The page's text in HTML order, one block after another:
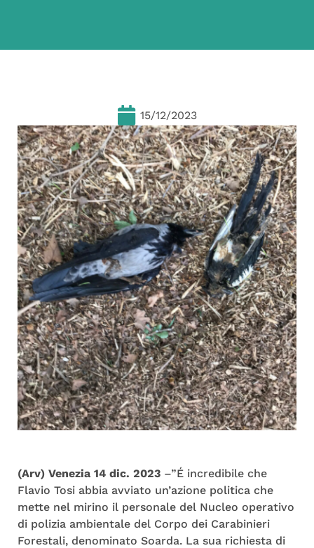
15/12/2023
(Arv) Venezia 14 dic. 2023 –”É incredibile che
Flavio Tosi abbia avviato un’azione politica che
mette nel mirino il personale del Nucleo operativo
di polizia ambientale del Corpo dei Carabinieri
Forestali, denominato Soarda. La sua richiesta di